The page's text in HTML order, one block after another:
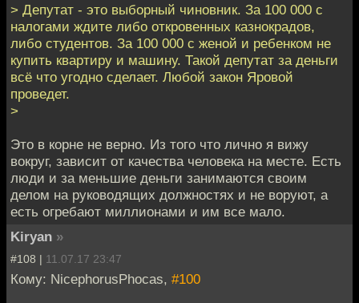
> Депутат - это выборный чиновник. За 100 000 с
налогами ждите либо откровенных казнокрадов,
либо студентов. За 100 000 с женой и ребенком не
купить квартиру и машину. Такой депутат за деньги
всё что угодно сделает. Любой закон Яровой
проведет.
>
Это в корне не верно. Из того что лично я вижу
вокруг, зависит от качества человека на месте. Есть
люди и за меньшие деньги занимаются своим
делом на руководящих должностях и не воруют, а
есть огребают миллионами и им все мало.
Kiryan »
#108 | 11.07.17 23:47
Кому: NicephorusPhocas, #100